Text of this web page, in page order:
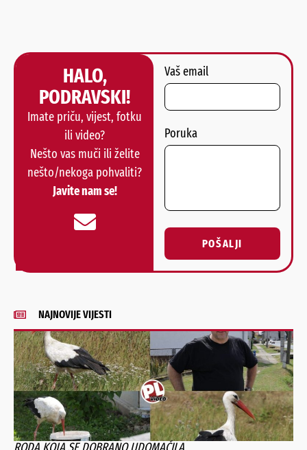
HALO,
PODRAVSKI!
Imate priču, vijest, fotku
ili video?
Nešto vas muči ili želite
nešto/nekoga pohvaliti?
Javite nam se!
Vaš email
Poruka
POŠALJI
Alternative:
NAJNOVIJE VIJESTI